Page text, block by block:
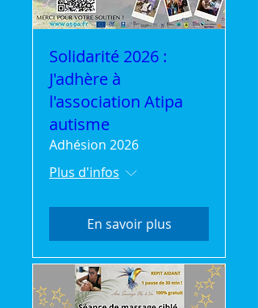
Solidarité 2026 :
J'adhère à
l'association Atipa
autisme
Adhésion 2026
Plus d'infos
En savoir plus